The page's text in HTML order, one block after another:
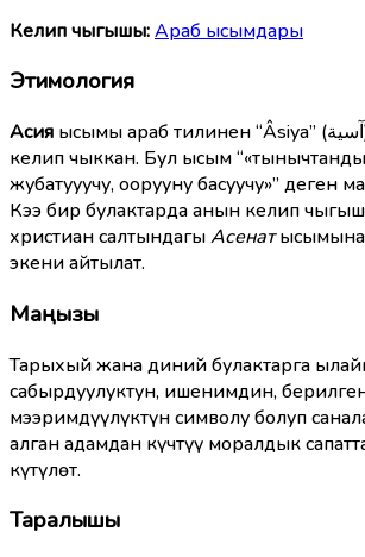
Келип чыгышы:Араб ысымдары
Этимология
Асия ысымы араб тилинен “Âsiya” (آسية) ысымынан
келип чыккан. Бул ысым
жубатууучу, оорууну басуучу»” деген
Кээ бир булактарда анын келип
христиан салтындагыАсенатысымына
экени айтылат.
Маңызы
Тарыхый жана диний булактарга
сабырдуулуктун, ишенимдин,
мээримдүүлүктүн символу болуп
алган адамдан күчтүү моралдык
күтүлөт.
Таралышы